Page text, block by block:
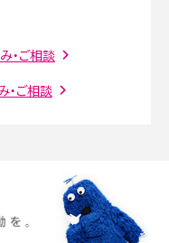
る？バレるケースや撮り方も解
の対処法を解説
ズやスペックを比較して解説
能の違いをわかりやすく紹介
・ご相談
・ご相談